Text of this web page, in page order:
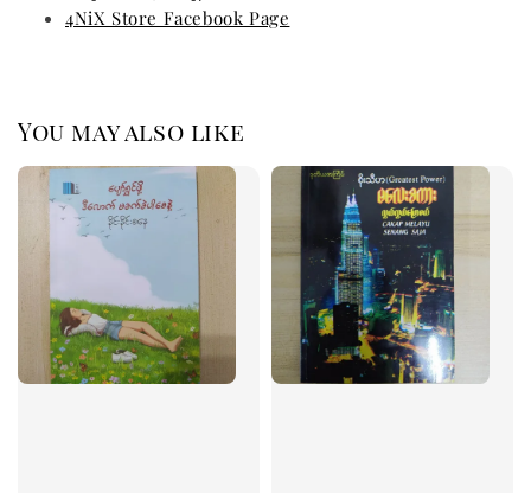
4NiX Store Facebook Page
You may also like